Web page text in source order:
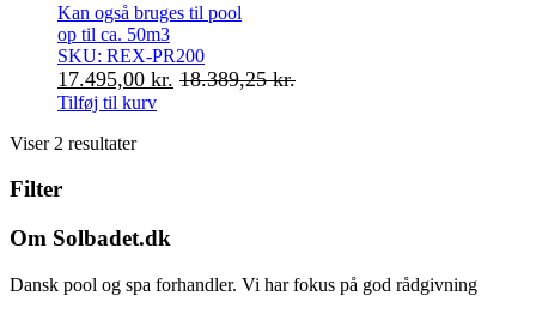
Kan også bruges til pool
op til ca. 50m3
SKU: REX-PR200
17.495,00 kr. 18.389,25kr.
Tilføj til kurv
Viser 2 resultater
Filter
Om Solbadet.dk
Dansk pool og spa forhandler. Vi har fokus på god rådgivning